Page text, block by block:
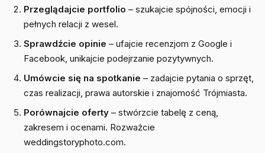
Przeglądajcie portfolio – szukajcie spójności, emocji i
pełnych relacji z wesel.
Sprawdźcie opinie – ufajcie recenzjom z Google i
Facebook, unikajcie podejrzanie pozytywnych.
Umówcie się na spotkanie – zadajcie pytania o sprzęt,
czas realizacji, prawa autorskie i znajomość Trójmiasta.
Porównajcie oferty – stwórzcie tabelę z ceną,
zakresem i ocenami. Rozważcie
weddingstoryphoto.com.